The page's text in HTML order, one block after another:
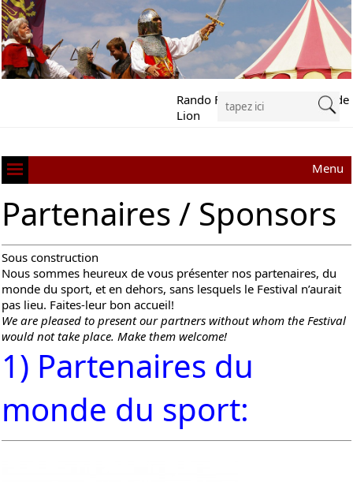
Rando Festival Richard Cœur de
Lion
Menu
Partenaires / Sponsors
Sous construction
Nous sommes heureux de vous présenter nos partenaires, du
monde du sport, et en dehors, sans lesquels le Festival n’aurait
pas lieu. Faites-leur bon accueil!
We are pleased to present our partners without whom the Festival
would not take place. Make them welcome!
1) Partenaires du
monde du sport: